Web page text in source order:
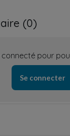
(0)
connecté pour
Se connecter